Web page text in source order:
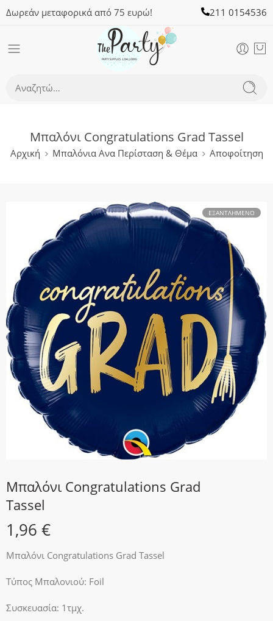
Δωρεάν μεταφορικά από 75 ευρώ! 211 0154536
Μπαλόνι Congratulations Grad Tassel
Αρχική Μπαλόνια Ανα Περίσταση & Θέμα Αποφοίτηση
ΕΞΑΝΤΛΗΜΈΝΟ
Μπαλόνι Congratulations Grad
Tassel
1,96 €
Μπαλόνι Congratulations Grad Tassel
Τύπος Μπαλονιού: Foil
Συσκευασία: 1τμχ.